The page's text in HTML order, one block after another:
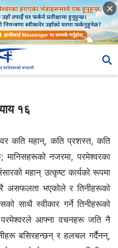
१६
कति महान्, कति प्रशस्त, कति
नजरमा, परमेश्‍वरका
महान् उत्कृष्ट कार्यको रूपमा
असफलता भएकोले र तिनीहरूको
साथै स्वीकार गर्ने तिनीहरूको
परमेश्‍वरले आफ्ना वचनहरू जति नै
बसिरहन्छन् र हलचल गर्दैनन्,